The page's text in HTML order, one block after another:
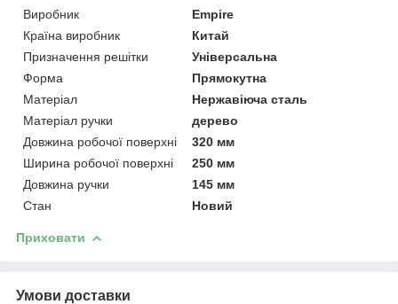
Виробник
Empire
Країна виробник
Китай
Призначення решітки
Універсальна
Форма
Прямокутна
Матеріал
Нержавіюча сталь
Матеріал ручки
дерево
Довжина робочої поверхні
320 мм
Ширина робочої поверхні
250 мм
Довжина ручки
145 мм
Стан
Новий
Приховати
Умови доставки